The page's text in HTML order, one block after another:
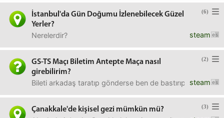
(6)
İstanbul'da Gün Doğumu İzlenebilecek Güzel
Yerler?
steam
Nerelerdir?
(2)
GS-TS Maçı Biletim Antepte Maça nasıl
girebilirim?
steam
Bileti arkadaş taratıp gönderse ben de bastırıp girebilir
(3)
Çanakkale'de kişisel gezi mümkün mü?